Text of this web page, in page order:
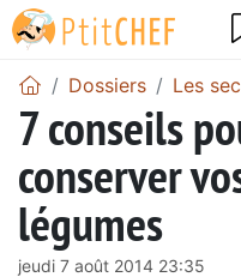
Dossiers Les
7 conseils
conserver
légumes
jeudi 7 août 2014 23:35